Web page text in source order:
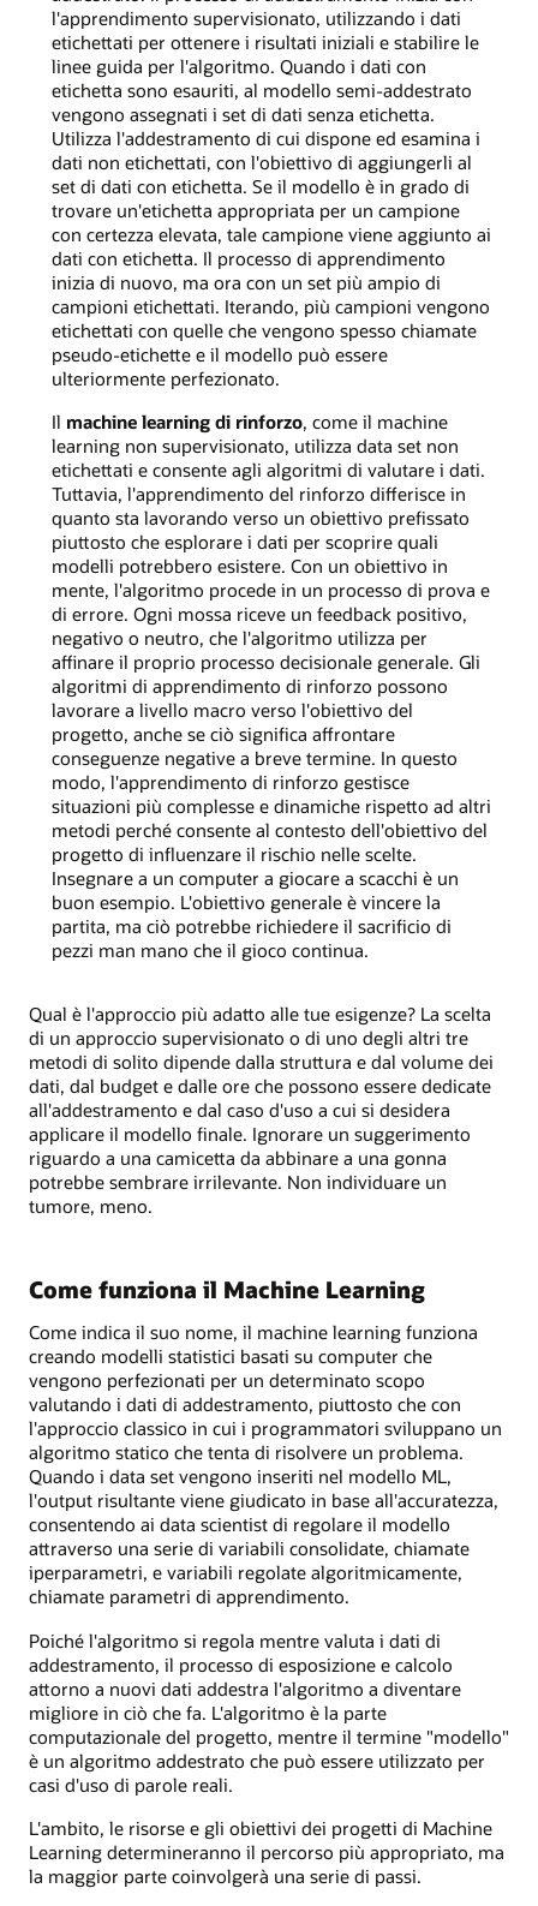
l'apprendimento supervisionato, utilizzando i dati
etichettati per ottenere i risultati iniziali e stabilire le
linee guida per l'algoritmo. Quando i dati con
etichetta sono esauriti, al modello semi-addestrato
vengono assegnati i set di dati senza etichetta.
Utilizza l'addestramento di cui dispone ed esamina i
dati non etichettati, con l'obiettivo di aggiungerli al
set di dati con etichetta. Se il modello è in grado di
trovare un'etichetta appropriata per un campione
con certezza elevata, tale campione viene aggiunto ai
dati con etichetta. Il processo di apprendimento
inizia di nuovo, ma ora con un set più ampio di
campioni etichettati. Iterando, più campioni vengono
etichettati con quelle che vengono spesso chiamate
pseudo-etichette e il modello può essere
ulteriormente perfezionato.
Il machine learning di rinforzo, come il machine
learning non supervisionato, utilizza data set non
etichettati e consente agli algoritmi di valutare i dati.
Tuttavia, l'apprendimento del rinforzo differisce in
quanto sta lavorando verso un obiettivo prefissato
piuttosto che esplorare i dati per scoprire quali
modelli potrebbero esistere. Con un obiettivo in
mente, l'algoritmo procede in un processo di prova e
di errore. Ogni mossa riceve un feedback positivo,
negativo o neutro, che l'algoritmo utilizza per
affinare il proprio processo decisionale generale. Gli
algoritmi di apprendimento di rinforzo possono
lavorare a livello macro verso l'obiettivo del
progetto, anche se ciò significa affrontare
conseguenze negative a breve termine. In questo
modo, l'apprendimento di rinforzo gestisce
situazioni più complesse e dinamiche rispetto ad altri
metodi perché consente al contesto dell'obiettivo del
progetto di influenzare il rischio nelle scelte.
Insegnare a un computer a giocare a scacchi è un
buon esempio. L'obiettivo generale è vincere la
partita, ma ciò potrebbe richiedere il sacrificio di
pezzi man mano che il gioco continua.
Qual è l'approccio più adatto alle tue esigenze? La scelta
di un approccio supervisionato o di uno degli altri tre
metodi di solito dipende dalla struttura e dal volume dei
dati, dal budget e dalle ore che possono essere dedicate
all'addestramento e dal caso d'uso a cui si desidera
applicare il modello finale. Ignorare un suggerimento
riguardo a una camicetta da abbinare a una gonna
potrebbe sembrare irrilevante. Non individuare un
tumore, meno.
Come funziona il Machine Learning
Come indica il suo nome, il machine learning funziona
creando modelli statistici basati su computer che
vengono perfezionati per un determinato scopo
valutando i dati di addestramento, piuttosto che con
l'approccio classico in cui i programmatori sviluppano un
algoritmo statico che tenta di risolvere un problema.
Quando i data set vengono inseriti nel modello ML,
l'output risultante viene giudicato in base all'accuratezza,
consentendo ai data scientist di regolare il modello
attraverso una serie di variabili consolidate, chiamate
iperparametri, e variabili regolate algoritmicamente,
chiamate parametri di apprendimento.
Poiché l'algoritmo si regola mentre valuta i dati di
addestramento, il processo di esposizione e calcolo
attorno a nuovi dati addestra l'algoritmo a diventare
migliore in ciò che fa. L'algoritmo è la parte
computazionale del progetto, mentre il termine "modello"
è un algoritmo addestrato che può essere utilizzato per
casi d'uso di parole reali.
L'ambito, le risorse e gli obiettivi dei progetti di Machine
Learning determineranno il percorso più appropriato, ma
la maggior parte coinvolgerà una serie di passi.